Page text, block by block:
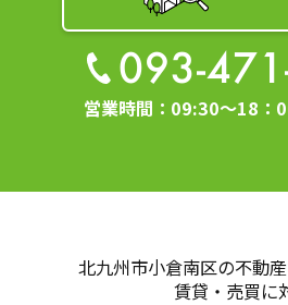
093-
営業時間：09:30～18：
北九州市小倉南区の不動
賃貸・売買に